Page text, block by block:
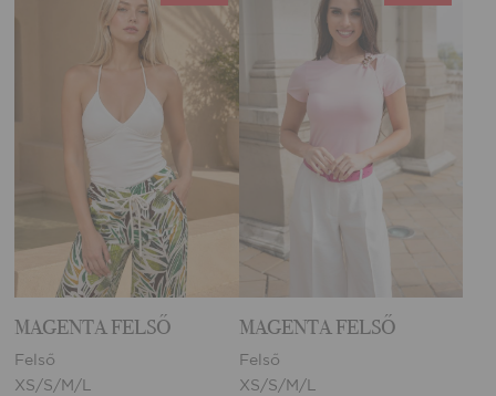
MAGENTA FELSŐ
Felső
XS/S/M/L
MAGENTA FELSŐ
Felső
XS/S/M/L